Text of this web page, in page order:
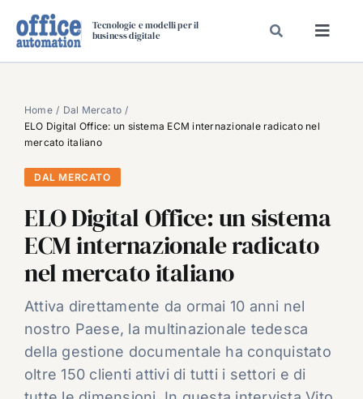
Tecnologie e modelli per il
business digitale
SPECIAL PAPER
TAVOLE ROTONDE DI REDAZIONE
DAL MERCATO
VIDEO
EVENTI
CHI SIAMO
Home
Dal Mercato
ELO Digital Office: un sistema ECM internazionale radicato nel
mercato italiano
DAL MERCATO
ELO Digital Office: un sistema
ECM internazionale radicato
nel mercato italiano
Attiva direttamente da ormai 10 anni nel
nostro Paese, la multinazionale tedesca
della gestione documentale ha conquistato
oltre 150 clienti attivi di tutti i settori e di